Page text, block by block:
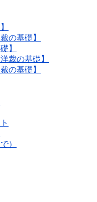
の基礎】
】
裁の基礎】
の基礎】
）